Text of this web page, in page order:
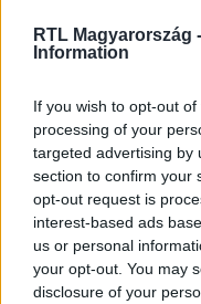
RTL Magyarország -
Information
If you wish to opt-out
processing of your
targeted advertising by
section to confirm your
opt-out request is
interest-based ads
us or personal
your opt-out. You may
disclosure of your
énekesnő első